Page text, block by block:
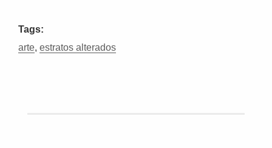
Tags:
arte, estratos alterados